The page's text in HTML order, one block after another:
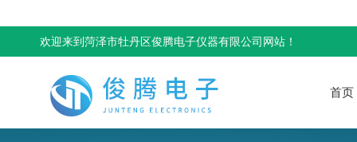
欢迎来到菏泽市牡丹区俊腾电子仪器有限公司网站！
首页